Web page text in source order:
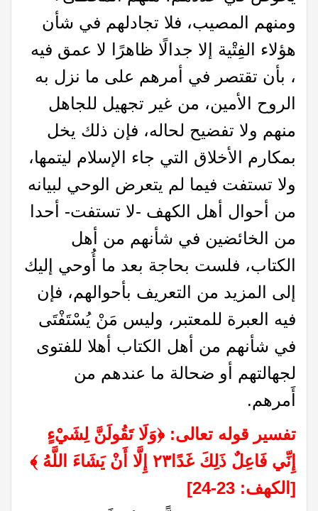
ومنهم المصيب، فلا تجادلهم في شأن
هؤلاء الفِتْية إلا جدالًا ظاهرًا لا عمق فيه
، بأن تقتصر في أمرهم على ما نزل به
الروح الأمين، من غير تجهيل للجاهل
منهم ولا تفضيح لحاله، فإن ذلك يخل
بمكارم الأخلاق التي جاء الإسلام ليتمها،
ولا تستفت فيما لم يتعرض الوحي لبيانه
من أحوال أهل الكهف -لا تستفت- أحدا
من الخائضين في شأنهم من أهل
الكتاب، فلست بحاجة بعد ما أُوحي إليك
إلى المزيد من التعريف بأحوالهم، فإن
فيه العبرة للمعتبر، وليس مَنْ يُسْتَفْتَى
في شأنهم من أهل الكتاب أهلا للفتوى
لجهالتهم أو ضحالة ما عندهم من
أَمرهم.
تفسير قوله تعالى: ﴿وَلَا تَقُولَنَّ لِشَيْءٍ
إِنِّي فَاعِلٌ ذَلِكَ غَدًا٢٣ إِلَّا أَنْ يَشَاءَ اللَّهُ
﴾
[الكهف: 23-24]